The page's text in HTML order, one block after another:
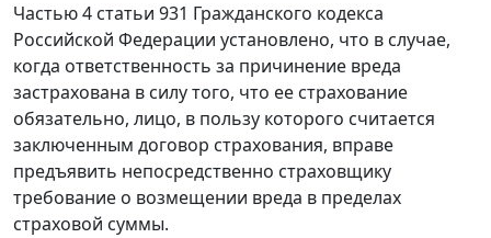
Частью 4 статьи 931 Гражданского кодекса
Российской Федерации установлено, что в случае,
когда ответственность за причинение вреда
застрахована в силу того, что ее страхование
обязательно, лицо, в пользу которого считается
заключенным договор страхования, вправе
предъявить непосредственно страховщику
требование о возмещении вреда в пределах
страховой суммы.